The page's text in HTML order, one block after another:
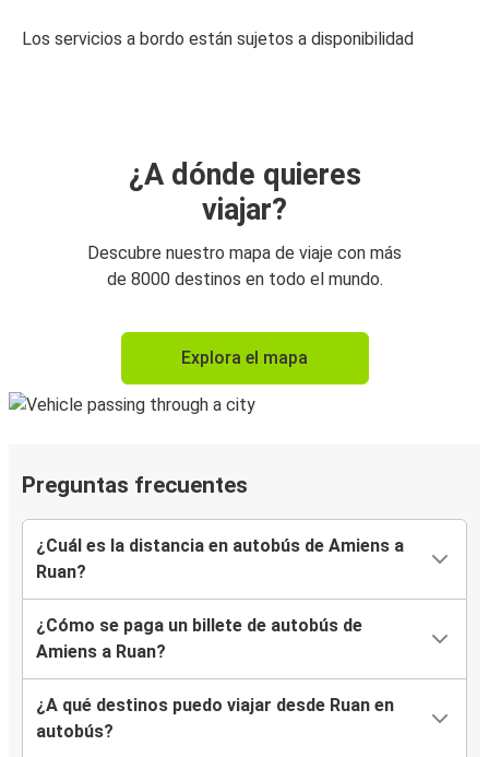
Los servicios a bordo están sujetos a disponibilidad
¿A dónde quieres
viajar?
Descubre nuestro mapa de viaje con más
de 8000 destinos en todo el mundo.
Explora el mapa
Preguntas frecuentes
¿Cuál es la distancia en autobús de Amiens a
Ruan?
¿Cómo se paga un billete de autobús de
Amiens a Ruan?
¿A qué destinos puedo viajar desde Ruan en
autobús?